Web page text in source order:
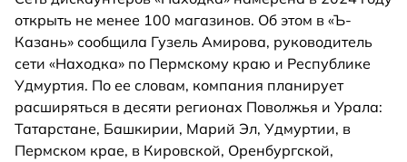
открыть не менее 100 магазинов. Об этом в «Ъ-
Казань» сообщила Гузель Амирова, руководитель
сети «Находка» по Пермскому краю и Республике
Удмуртия. По ее словам, компания планирует
расширяться в десяти регионах Поволжья и Урала:
Татарстане, Башкирии, Марий Эл, Удмуртии, в
Пермском крае, в Кировской, Оренбургской,